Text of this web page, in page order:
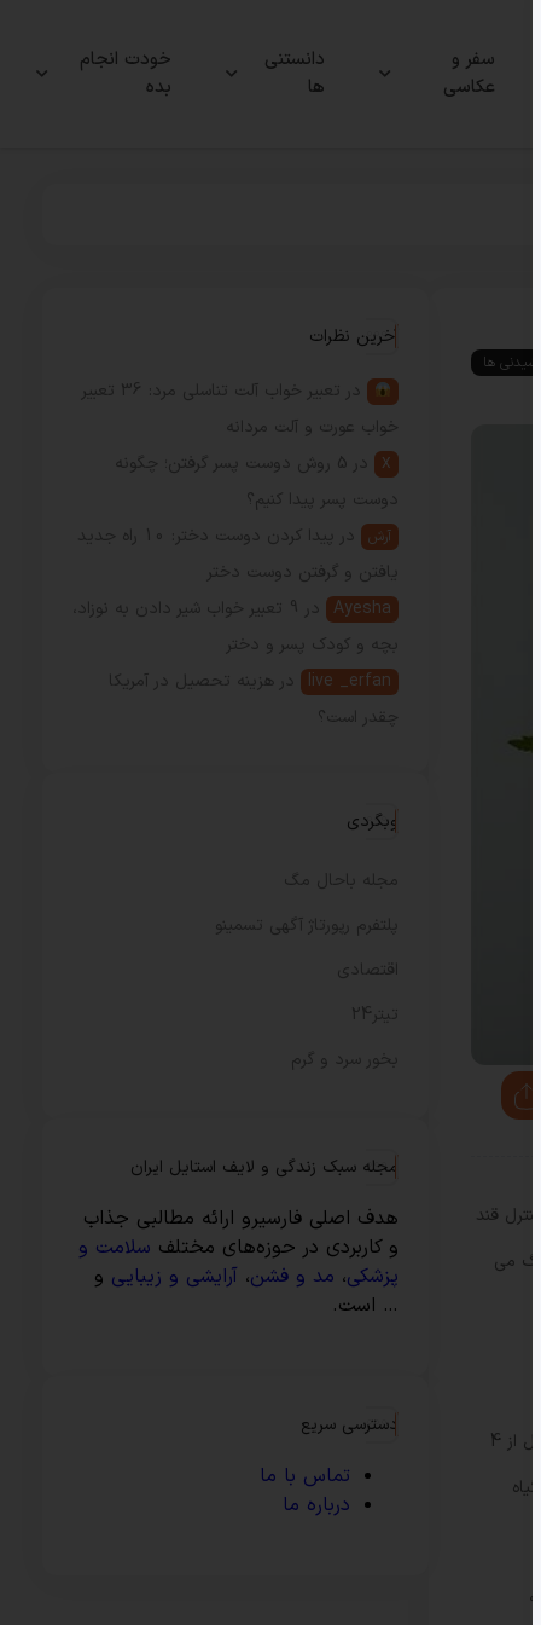
سفر و
عکاسی
دانستنی
ها
خودت انجام
بده
ها
قند
می
این گیاه کند رشد و کوتاه با ریشه های گوشتی را می توان بسته به مدت رشد آن به سه روش طبقه بندی کرد: تازه، سفید یا قرمز. جینسینگ تازه قبل از 4
گیاه
آخرین نظرات
در
تعبیر خواب آلت تناسلی مرد: 36 تعبیر
خواب عورت و آلت مردانه
X در
5 روش دوست پسر گرفتن؛ چگونه
دوست پسر پیدا کنیم؟
آرش در
پیدا کردن دوست دختر: 10 راه جدید
یافتن و گرفتن دوست دختر
Ayesha
در
9 تعبیر خواب شیر دادن به نوزاد،
بچه و کودک پسر و دختر
live _erfan
در
هزینه تحصیل در آمریکا
چقدر است؟
وبگردی
مجله باحال مگ
پلتفرم رپورتاژ آگهی تسمینو
اقتصادی
تیتر24
بخور سرد و گرم
مجله سبک زندگی و لایف استایل ایران
هدف اصلی فارسیرو ارائه مطالبی جذاب
و کاربردی در حوزه‌های مختلف سلامت و
پزشکی، مد و فشن، آرایشی و زیبایی و
… است.
دسترسی سریع
تماس با ما
درباره ما